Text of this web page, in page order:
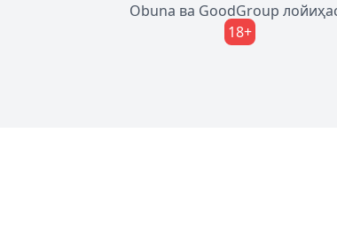
Obuna ва GoodGroup
18+